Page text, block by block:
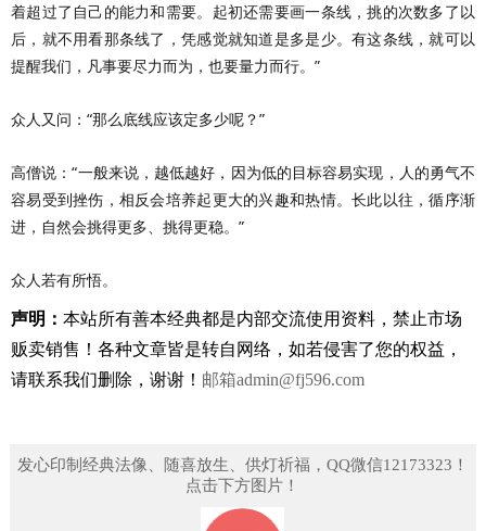
着超过了自己的能力和需要。起初还需要画一条线，挑的次数多了以
后，就不用看那条线了，凭感觉就知道是多是少。有这条线，就可以
提醒我们，凡事要尽力而为，也要量力而行。”
众人又问：“那么底线应该定多少呢？”
高僧说：“一般来说，越低越好，因为低的目标容易实现，人的勇气不
容易受到挫伤，相反会培养起更大的兴趣和热情。长此以往，循序渐
进，自然会挑得更多、挑得更稳。”
众人若有所悟。
声明： 本站所有善本经典都是内部交流使用资料，禁止市场
贩卖销售！ 各种文章皆是转自网络，如若侵害了您的权益，
请联系我们删除，谢谢！ 邮箱admin@fj596.com
发心印制经典法像、随喜放生、供灯祈福，QQ微信12173323！
点击下方图片！